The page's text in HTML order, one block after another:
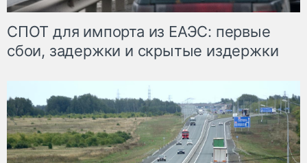
СПОТ для импорта из ЕАЭС: первые
сбои, задержки и скрытые издержки